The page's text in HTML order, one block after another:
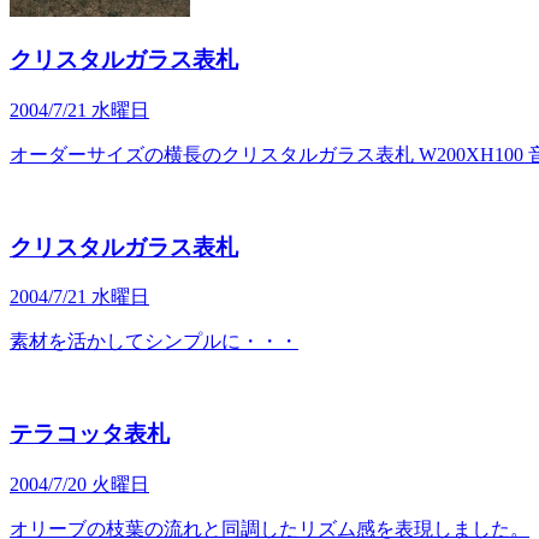
クリスタルガラス表札
2004/7/21 水曜日
オーダーサイズの横長のクリスタルガラス表札 W200XH100
クリスタルガラス表札
2004/7/21 水曜日
素材を活かしてシンプルに・・・
テラコッタ表札
2004/7/20 火曜日
オリーブの枝葉の流れと同調したリズム感を表現しました。